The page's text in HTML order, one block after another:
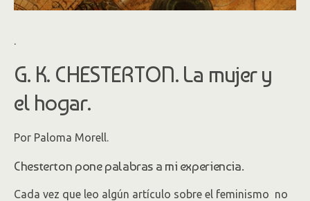
.
G. K. CHESTERTON. La mujer y
el hogar.
Por Paloma Morell.
Chesterton pone palabras a mi experiencia.
Cada vez que leo algún artículo sobre el feminismo no